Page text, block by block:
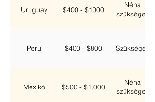
Uruguay $400 - $1000
Néha
szükséges
Peru $400 - $800 Szükséges
Mexikó $500 - $1,000
Néha
szükséges